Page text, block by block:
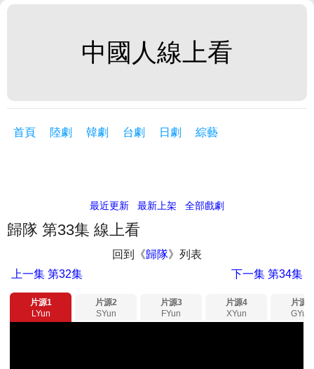
中國人線上看
首頁 陸劇 韓劇 台劇 日劇 綜藝
最近更新 最新上架 全部戲劇
歸隊 第33集 線上看
回到《歸隊》列表
上一集 第32集 下一集第34集
片源1
LYun
片源2
SYun
片源3
FYun
片源4
XYun
片源5
GYun